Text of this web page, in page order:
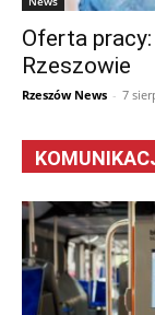
Oferta
Rzeszowie
Rzeszów News - 7